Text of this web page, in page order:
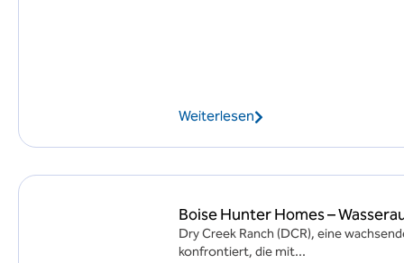
Weiterlesen
Boise Hunter Homes –
Dry Creek Ranch (DCR), eine
konfrontiert, die mit...